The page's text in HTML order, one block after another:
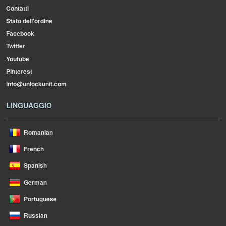
Contatti
Stato dell'ordine
Facebook
Twitter
Youtube
Pinterest
info@unlockunit.com
LINGUAGGIO
Romanian
French
Spanish
German
Portuguese
Russian